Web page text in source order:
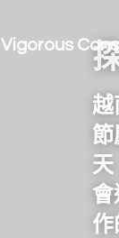
Vigorous